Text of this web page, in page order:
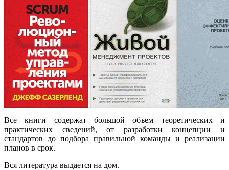
Все книги содержат большой объем теоретических и
практических сведений, от разработки концепции и
стандартов до подбора правильной команды и реализации
планов в срок.
Вся литература выдается на дом.